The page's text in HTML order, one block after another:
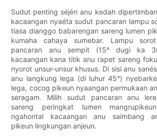
Sudut penting séjén anu kedah
kacaangan nyaéta sudut pancaran lampu
tiasa dianggo babarengan sareng lumen
kumaha cahaya sumebar. Lampu
pancaran anu sempit (15° dugi ka
kacaangan kana titik anu rapet sareng
nyorot unsur-unsur khusus. Di sisi anu
anu langkung lega (di luhur 45°)
lega, cocog pikeun nyaangan permukaan
seragam. Milih sudut pancaran anu
sareng peringkat lumen
ngahontal kacaangan anu saimbang
pikeun lingkungan anjeun.